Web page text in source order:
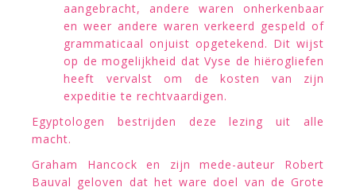
aangebracht, andere waren onherkenbaar
en weer andere waren verkeerd gespeld of
grammaticaal onjuist opgetekend. Dit wijst
op de mogelijkheid dat Vyse de hiërogliefen
heeft vervalst om de kosten van zijn
expeditie te rechtvaardigen.
Egyptologen bestrijden deze lezing uit alle
macht.
Graham Hancock en zijn mede-auteur Robert
Bauval geloven dat het ware doel van de Grote